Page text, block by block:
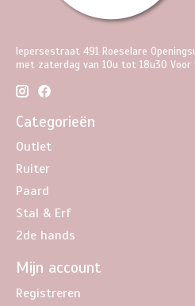
Iepersestraat 491 Roeselare
met zaterdag van 10u tot 18u30 Voor
Categorieën
Outlet
Ruiter
Paard
Stal & Erf
2de hands
Mijn account
Registreren